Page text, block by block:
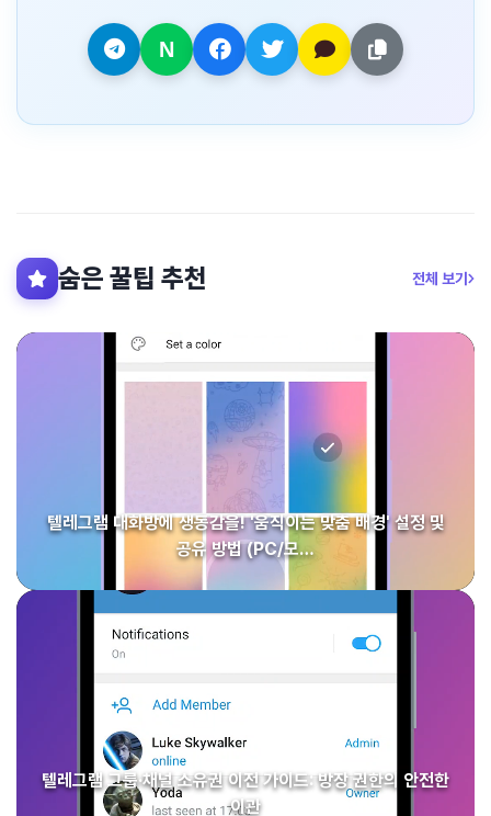
숨은 꿀팁 추천 전체 보기
텔레그램 대화방에 생동감을! '움직이는 맞춤 배경' 설정 및
공유 방법 (PC/모…
텔레그램 그룹·채널 소유권 이전 가이드: 방장 권한의 안전한
이관